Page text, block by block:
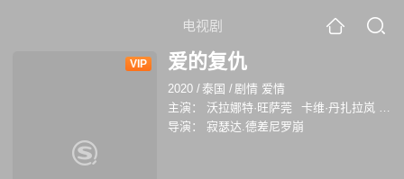
电视剧
VIP 爱的复仇
2020 / 泰国 /剧情 爱情
主演：
沃拉娜特·旺萨莞 卡维·丹扎拉岚
威-
导演：
寂瑟达.德差尼罗崩